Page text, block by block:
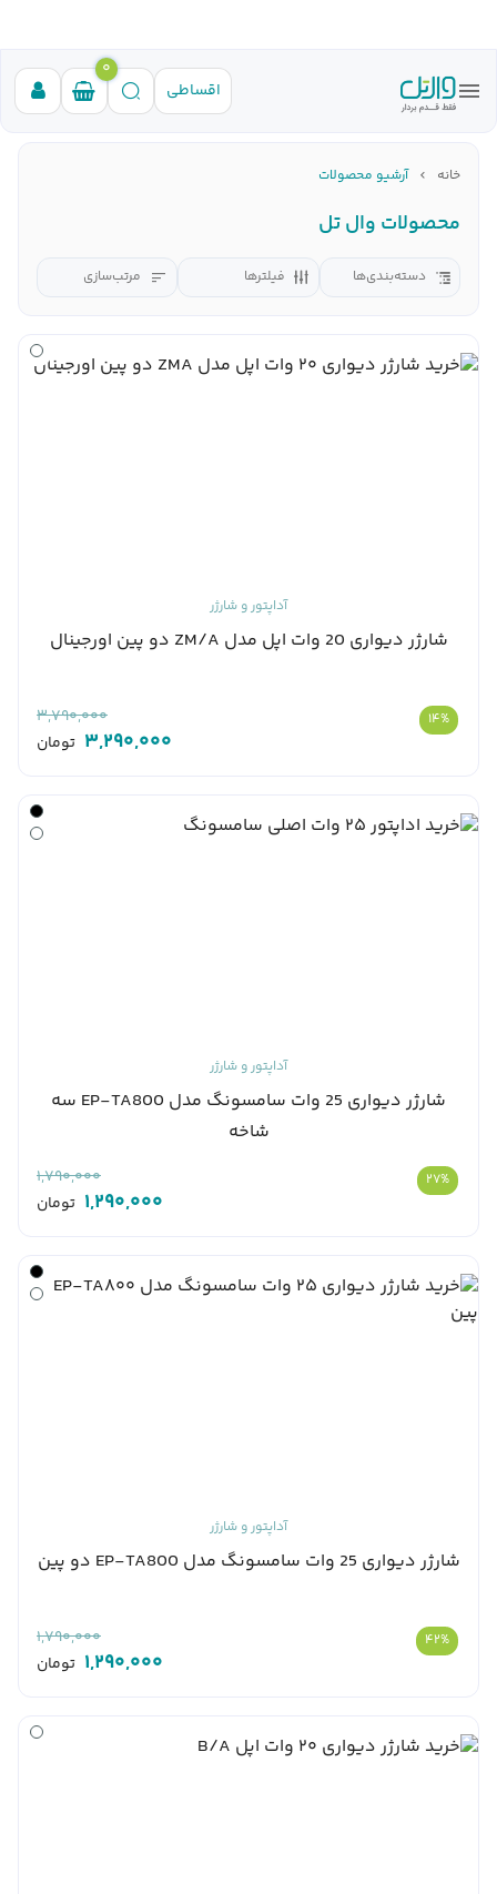
اقساطی
0
خانه آرشیو محصولات
محصولات وال تل
دسته‌بندی‌ها فیلترها مرتب‌سازی
آداپتور و شارژر
شارژر دیواری 20 وات اپل مدل ZM/A دو پین اورجینال
3,790,000 14%
3,290,000 تومان
آداپتور و شارژر
شارژر دیواری 25 وات سامسونگ مدل EP-TA800 سه
شاخه
1,790,000 27%
1,290,000 تومان
آداپتور و شارژر
شارژر دیواری 25 وات سامسونگ مدل EP-TA800 دو پین
1,790,000 42%
1,290,000 تومان